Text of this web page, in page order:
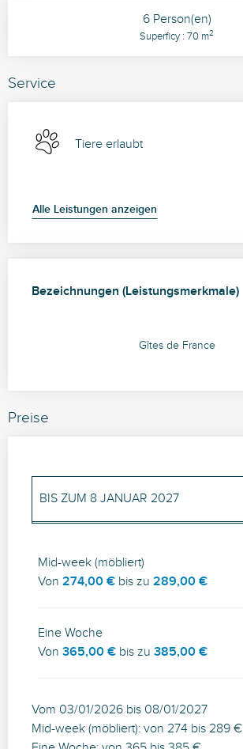
6 Person(en)
Superficy : 70 m2
Service
Tiere erlaubt
Alle Leistungen anzeigen
Bezeichnungen (Leistungsmerkmale)
Bezeichnungen (Leistungsmerkmale)
Gîtes de France
Preise
BIS ZUM 8 JANUAR 2027
Mid-week (möbliert)
Von 274,00 € bis zu 289,00 €
Eine Woche
Von 365,00 € bis zu 385,00 €
Vom 03/01/2026 bis 08/01/2027
Mid-week (möbliert): von 274 bis 289 €